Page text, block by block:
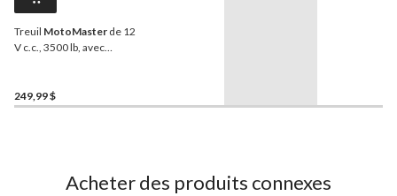
Treuil MotoMaster de 12
V c.c., 3500 lb, avec
po x 45 pi
249,99 $
Acheter des produits connexes